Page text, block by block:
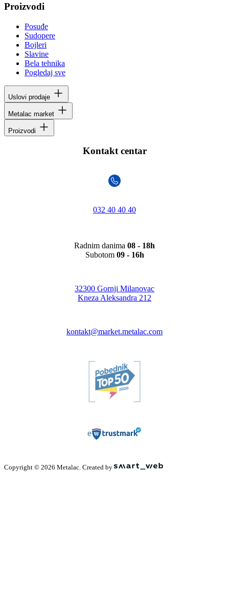
Proizvodi
Posuđe
Sudopere
Bojleri
Slavine
Bela tehnika
Pogledaj sve
Uslovi prodaje
Metalac market
Proizvodi
Kontakt centar
032 40 40 40
Radnim danima 08 - 18h
Subotom 09 - 16h
32300 Gornji Milanovac
Kneza Aleksandra 212
kontakt@market.metalac.com
Copyright © 2026 Metalac. Created by